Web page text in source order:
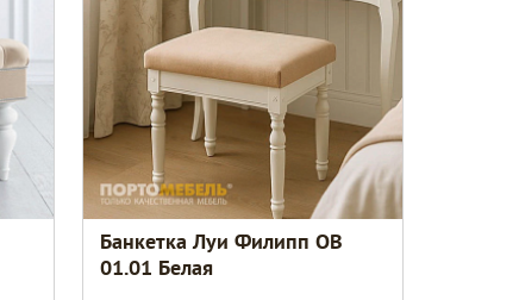
Банкетка Луи Филипп ОВ
01.01 Белая